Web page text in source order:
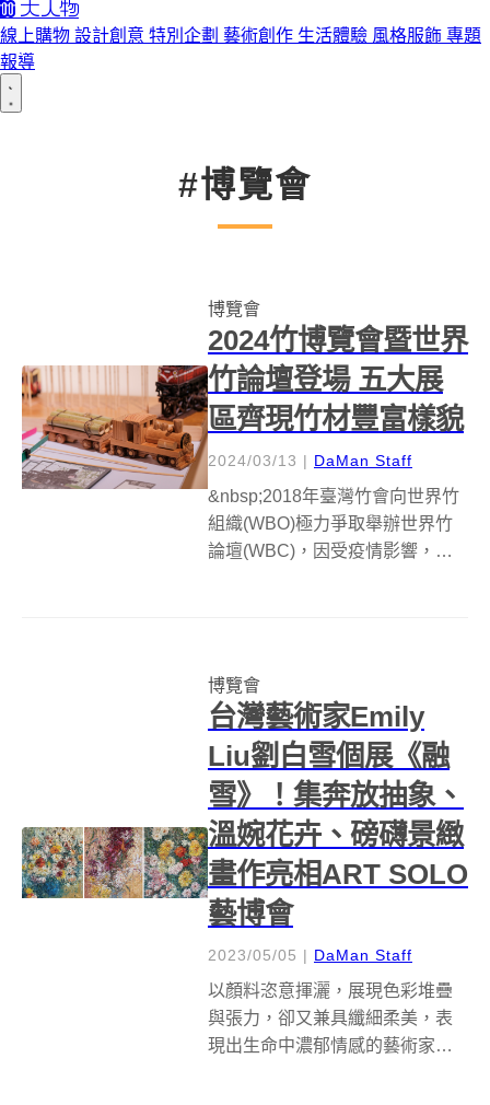
線上購物 設計創意 特別企劃 藝術創作 生活體驗 風格服飾 專題
報導
#博覽會
博覽會
2024竹博覽會暨世界
竹論壇登場 五大展
區齊現竹材豐富樣貌
2024/03/13 | DaMan Staff
&nbsp;2018年臺灣竹會向世界竹
組織(WBO)極力爭取舉辦世界竹
論壇(WBC)，因受疫情影響，至
灣工藝研究發展中...
博覽會
台灣藝術家Emily
Liu劉白雪個展《融
雪》！集奔放抽象、
溫婉花卉、磅礴景緻
畫作亮相ART SOLO
藝博會
2023/05/05 | DaMan Staff
以顏料恣意揮灑，展現色彩堆疊
與張力，卻又兼具纖細柔美，表
現出生命中濃郁情感的藝術家